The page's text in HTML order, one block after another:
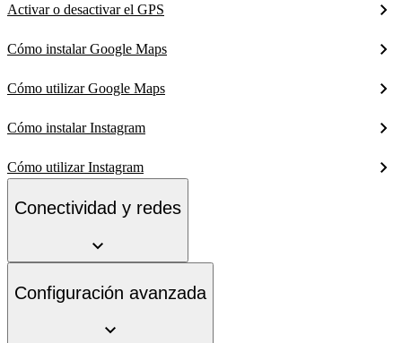
Activar o desactivar el GPS
Cómo instalar Google Maps
Cómo utilizar Google Maps
Cómo instalar Instagram
Cómo utilizar Instagram
Conectividad y redes
Configuración avanzada